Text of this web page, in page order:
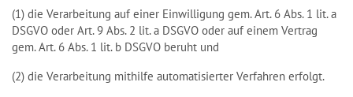
(1) die Verarbeitung auf einer Einwilligung gem. Art. 6 Abs. 1 lit. a
DSGVO oder Art. 9 Abs. 2 lit. a DSGVO oder auf einem Vertrag
gem. Art. 6 Abs. 1 lit. b DSGVO beruht und
(2) die Verarbeitung mithilfe automatisierter Verfahren erfolgt.